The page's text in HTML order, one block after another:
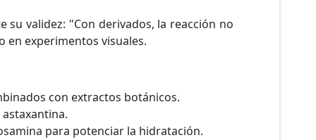
su validez: "Con derivados, la reacción no
en experimentos visuales.
con extractos botánicos.
para potenciar la hidratación.